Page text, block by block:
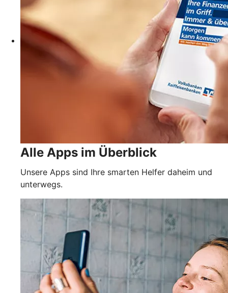
Alle Apps im Überblick
Unsere Apps sind Ihre smarten Helfer daheim und
unterwegs.